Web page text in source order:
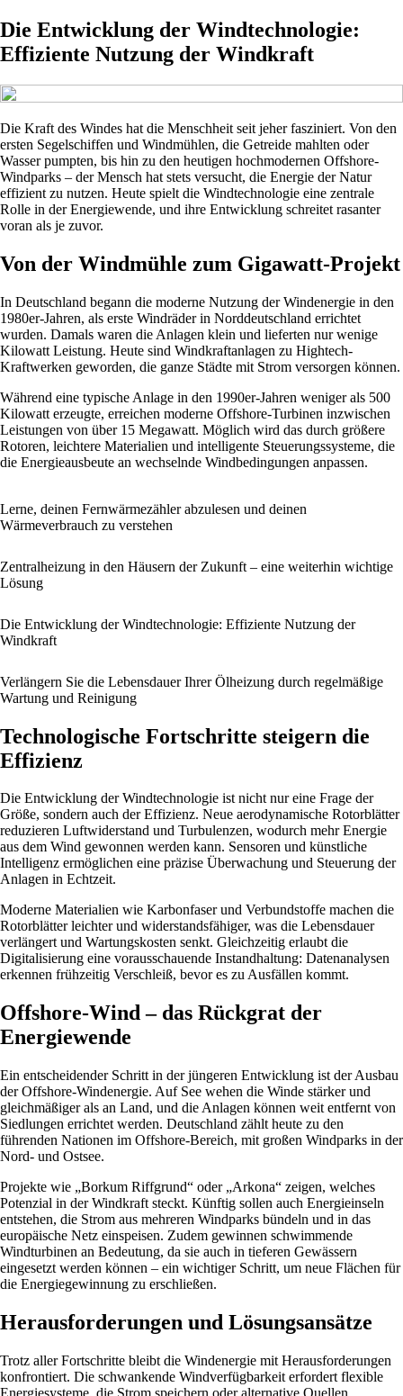
Die Entwicklung der Windtechnologie:
Effiziente Nutzung der Windkraft
Die Kraft des Windes hat die Menschheit seit jeher fasziniert. Von den
ersten Segelschiffen und Windmühlen, die Getreide mahlten oder
Wasser pumpten, bis hin zu den heutigen hochmodernen Offshore-
Windparks – der Mensch hat stets versucht, die Energie der Natur
effizient zu nutzen. Heute spielt die Windtechnologie eine zentrale
Rolle in der Energiewende, und ihre Entwicklung schreitet rasanter
voran als je zuvor.
Von der Windmühle zum Gigawatt-Projekt
In Deutschland begann die moderne Nutzung der Windenergie in den
1980er-Jahren, als erste Windräder in Norddeutschland errichtet
wurden. Damals waren die Anlagen klein und lieferten nur wenige
Kilowatt Leistung. Heute sind Windkraftanlagen zu Hightech-
Kraftwerken geworden, die ganze Städte mit Strom versorgen können.
Während eine typische Anlage in den 1990er-Jahren weniger als 500
Kilowatt erzeugte, erreichen moderne Offshore-Turbinen inzwischen
Leistungen von über 15 Megawatt. Möglich wird das durch größere
Rotoren, leichtere Materialien und intelligente Steuerungssysteme, die
die Energieausbeute an wechselnde Windbedingungen anpassen.
Lerne, deinen Fernwärmezähler abzulesen und deinen
Wärmeverbrauch zu verstehen
Zentralheizung in den Häusern der Zukunft – eine weiterhin wichtige
Lösung
Die Entwicklung der Windtechnologie: Effiziente Nutzung der
Windkraft
Verlängern Sie die Lebensdauer Ihrer Ölheizung durch regelmäßige
Wartung und Reinigung
Technologische Fortschritte steigern die
Effizienz
Die Entwicklung der Windtechnologie ist nicht nur eine Frage der
Größe, sondern auch der Effizienz. Neue aerodynamische Rotorblätter
reduzieren Luftwiderstand und Turbulenzen, wodurch mehr Energie
aus dem Wind gewonnen werden kann. Sensoren und künstliche
Intelligenz ermöglichen eine präzise Überwachung und Steuerung der
Anlagen in Echtzeit.
Moderne Materialien wie Karbonfaser und Verbundstoffe machen die
Rotorblätter leichter und widerstandsfähiger, was die Lebensdauer
verlängert und Wartungskosten senkt. Gleichzeitig erlaubt die
Digitalisierung eine vorausschauende Instandhaltung: Datenanalysen
erkennen frühzeitig Verschleiß, bevor es zu Ausfällen kommt.
Offshore-Wind – das Rückgrat der
Energiewende
Ein entscheidender Schritt in der jüngeren Entwicklung ist der Ausbau
der Offshore-Windenergie. Auf See wehen die Winde stärker und
gleichmäßiger als an Land, und die Anlagen können weit entfernt von
Siedlungen errichtet werden. Deutschland zählt heute zu den
führenden Nationen im Offshore-Bereich, mit großen Windparks in der
Nord- und Ostsee.
Projekte wie „Borkum Riffgrund“ oder „Arkona“ zeigen, welches
Potenzial in der Windkraft steckt. Künftig sollen auch Energieinseln
entstehen, die Strom aus mehreren Windparks bündeln und in das
europäische Netz einspeisen. Zudem gewinnen schwimmende
Windturbinen an Bedeutung, da sie auch in tieferen Gewässern
eingesetzt werden können – ein wichtiger Schritt, um neue Flächen für
die Energiegewinnung zu erschließen.
Herausforderungen und Lösungsansätze
Trotz aller Fortschritte bleibt die Windenergie mit Herausforderungen
konfrontiert. Die schwankende Windverfügbarkeit erfordert flexible
Energiesysteme, die Strom speichern oder alternative Quellen